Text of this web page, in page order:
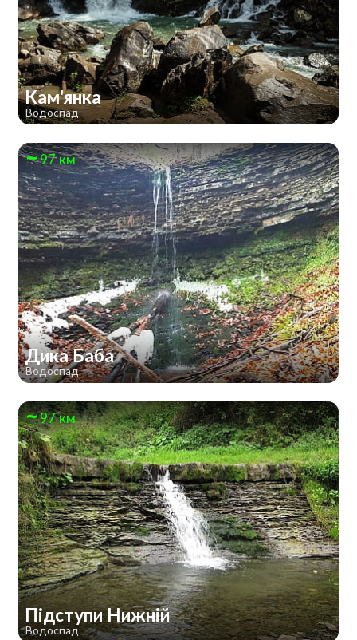
Кам'янка
Водоспад
97 км
Дика Баба
Водоспад
97 км
Підступи Нижній
Водоспад